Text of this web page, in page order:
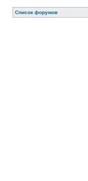
Список форумов